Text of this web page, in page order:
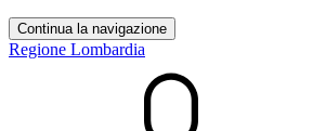
Continua la navigazione
Regione Lombardia